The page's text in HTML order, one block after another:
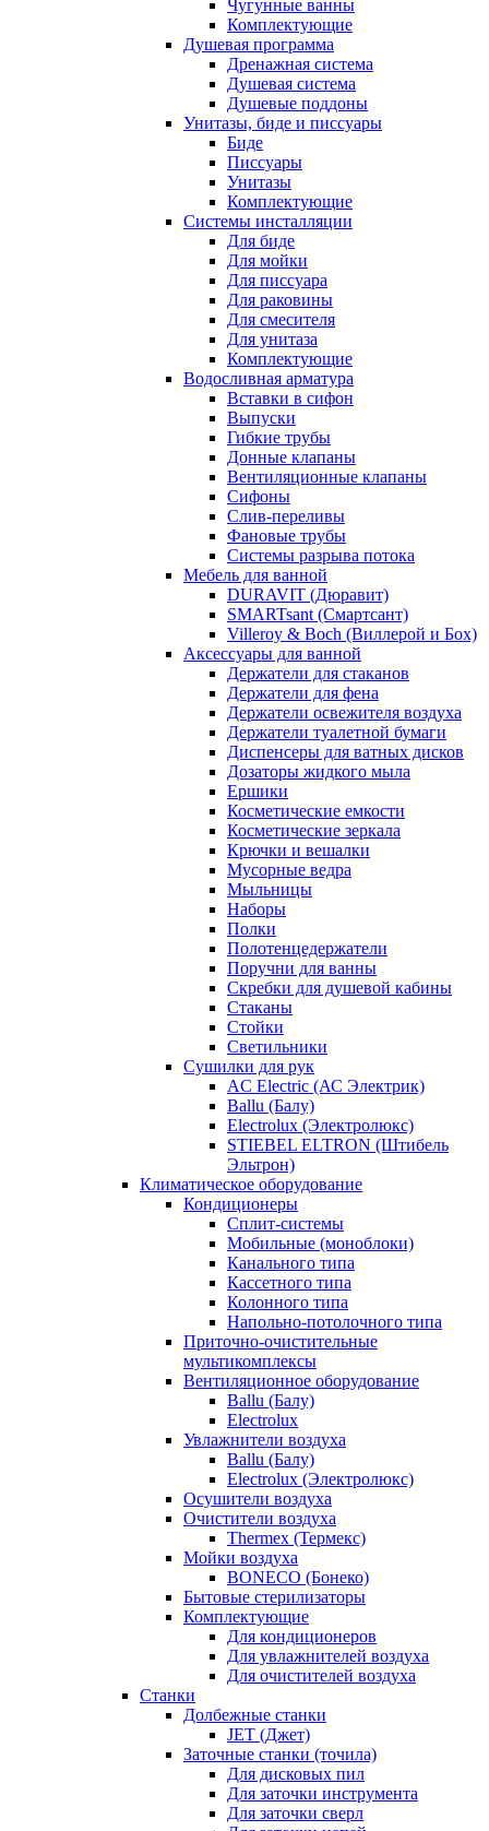
Чугунные ванны
Комплектующие
Душевая программа
Дренажная система
Душевая система
Душевые поддоны
Унитазы, биде и писсуары
Биде
Писсуары
Унитазы
Комплектующие
Системы инсталляции
Для биде
Для мойки
Для писсуара
Для раковины
Для смесителя
Для унитаза
Комплектующие
Водосливная арматура
Вставки в сифон
Выпуски
Гибкие трубы
Донные клапаны
Вентиляционные клапаны
Сифоны
Слив-переливы
Фановые трубы
Системы разрыва потока
Мебель для ванной
DURAVIT (Дюравит)
SMARTsant (Смартсант)
Villeroy & Boch (Виллерой и Бох)
Аксессуары для ванной
Держатели для стаканов
Держатели для фена
Держатели освежителя воздуха
Держатели туалетной бумаги
Диспенсеры для ватных дисков
Дозаторы жидкого мыла
Ершики
Косметические емкости
Косметические зеркала
Крючки и вешалки
Мусорные ведра
Мыльницы
Наборы
Полки
Полотенцедержатели
Поручни для ванны
Скребки для душевой кабины
Стаканы
Стойки
Светильники
Сушилки для рук
AC Electric (АС Электрик)
Ballu (Балу)
Electrolux (Электролюкс)
STIEBEL ELTRON (Штибель
Эльтрон)
Климатическое оборудование
Кондиционеры
Сплит-системы
Мобильные (моноблоки)
Канального типа
Кассетного типа
Колонного типа
Напольно-потолочного типа
Приточно-очистительные
мультикомплексы
Вентиляционное оборудование
Ballu (Балу)
Electrolux
Увлажнители воздуха
Ballu (Балу)
Electrolux (Электролюкс)
Осушители воздуха
Очистители воздуха
Thermex (Термекс)
Мойки воздуха
BONECO (Бонеко)
Бытовые стерилизаторы
Комплектующие
Для кондиционеров
Для увлажнителей воздуха
Для очистителей воздуха
Станки
Долбежные станки
JET (Джет)
Заточные станки (точила)
Для дисковых пил
Для заточки инструмента
Для заточки сверл